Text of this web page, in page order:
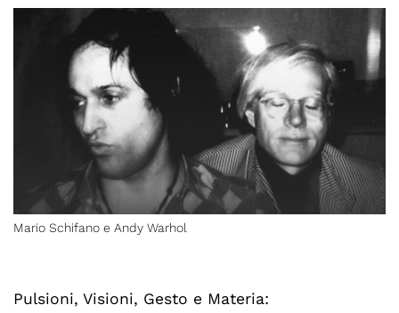
Mario Schifano e Andy Warhol
Pulsioni, Visioni, Gesto e Materia: